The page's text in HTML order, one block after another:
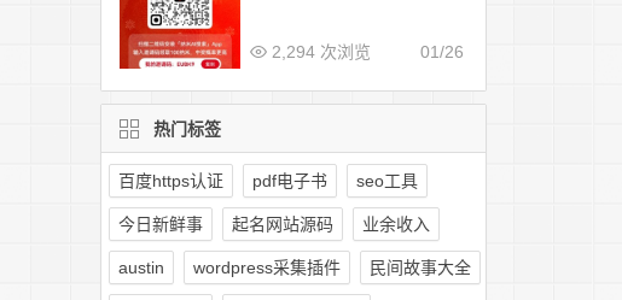
01/26
2,294 次浏览
热门标签
百度https认证 pdf电子书 seo工具
今日新鲜事 起名网站源码 业余收入
austin wordpress采集插件 民间故事大全